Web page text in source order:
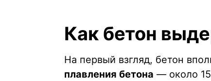
Как бетон
На первый взгляд, бетон
плавления бетона — около